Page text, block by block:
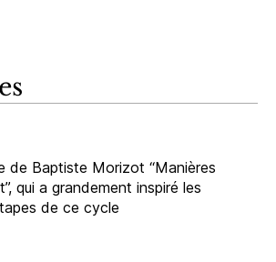
de Baptiste Morizot “Manières
qui a grandement inspiré les
de ce cycle